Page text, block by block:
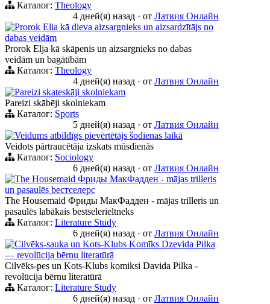
Каталог: Theology
4 дней(я) назад · от Латвия Онлайн
Prorok Elia kā dieva aizsargnieks un aizsardzītājs no
dabas veidām
Prorok Elja kā skāpenis un aizsargnieks no dabas
veidām un bagātībām
Каталог: Theology
4 дней(я) назад · от Латвия Онлайн
Pareizi skateskāji skolniekam
Pareizi skābēji skolniekam
Каталог: Sports
5 дней(я) назад · от Латвия Онлайн
Veidums atbildīgs pievērtētājs šodienas laikā
Veidots pārtraucētāja izskats mūsdienās
Каталог: Sociology
6 дней(я) назад · от Латвия Онлайн
The Housemaid Фриды МакФадден - mājas trilleris
un pasaulēs bестселерс
The Housemaid Фриды МакФадден - mājas trilleris un
pasaulēs labākais bestselerieltneks
Каталог: Literature Study
6 дней(я) назад · от Латвия Онлайн
Cilvēks-sauka un Kots-Klubs Komīks Dzevida Pilka
— revolūcija bērnu literatūrā
Cilvēks-pes un Kots-Klubs komiksi Davida Pilka -
revolūcija bērnu literatūrā
Каталог: Literature Study
6 дней(я) назад · от Латвия Онлайн